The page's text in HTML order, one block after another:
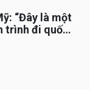
“Đây là một
trình đi quốc